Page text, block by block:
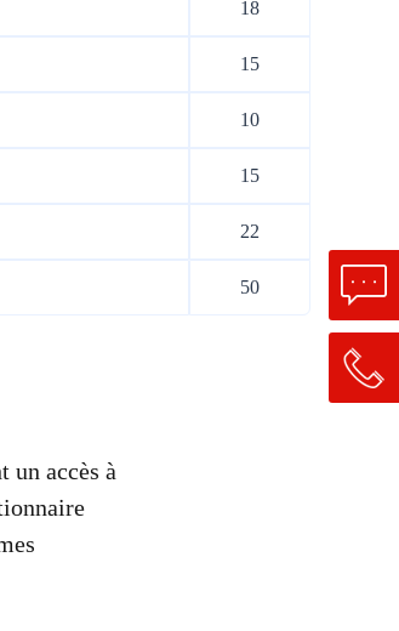
18
15
10
15
22
50
un accès à